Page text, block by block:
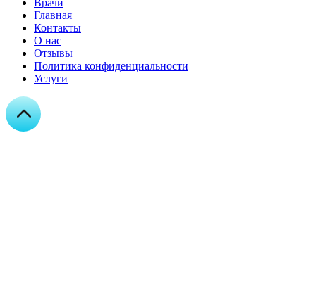
Врачи
Главная
Контакты
О нас
Отзывы
Политика конфиденциальности
Услуги